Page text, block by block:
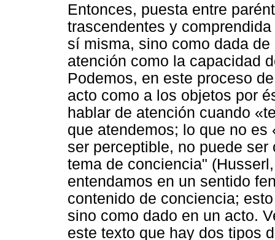
Entonces, puesta entre
trascendentes y
sí misma, sino como dada
atención como la capacidad
Podemos, en este proceso
acto como a los objetos por
hablar de atención cuando
que atendemos; lo que no
ser perceptible, no puede
tema de conciencia"
entendamos en un sentido
contenido de conciencia;
sino como dado en un acto.
este texto que hay dos tipos